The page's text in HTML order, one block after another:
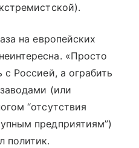
на европейских
«Просто
Россией, а ограбить
(или
“отсутствия
предприятиям”)
политик.